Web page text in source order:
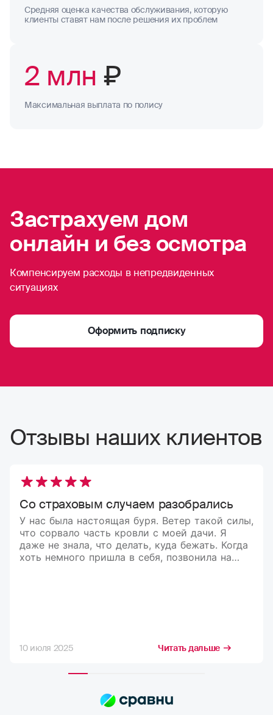
Средняя оценка качества обслуживания, которую
клиенты ставят нам после решения их проблем
2 млн ₽
Максимальная выплата по полису
Застрахуем дом
онлайн и без осмотра
Компенсируем расходы в непредвиденных
ситуациях
Оформить подписку
Отзывы наших клиентов
Со страховым случаем разобрались
У нас была настоящая буря. Ветер такой силы,
что сорвало часть кровли с моей дачи. Я
даже не знала, что делать, куда бежать. Когда
хоть немного пришла в себя, позвонила на
10 июля 2025 Читать дальше